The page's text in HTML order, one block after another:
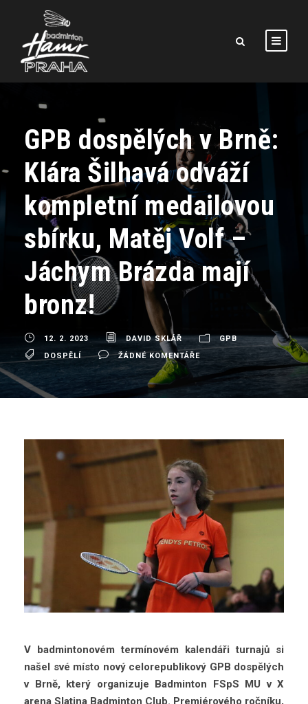
GPB dospělých v Brně:
Klára Šilhavá odváží
kompletní medailovou
sbírku, Matěj Volf –
Jáchym Brázda mají
bronz!
12. 2. 2023 DAVID SKLÁŘ
GPB
DOSPĚLÍ
ŽÁDNÉ KOMENTÁŘE
V badmintonovém termínovém kalendáři turnajů si
našel své místo nový celorepublikový GPB dospělých
v Brně, který organizuje Badminton FSpS MU v X
arena Slatina Badminton Club. Premiérového ročníku,